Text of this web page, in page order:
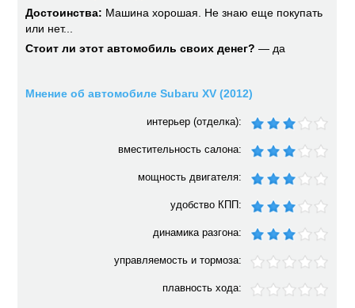
Достоинства: Машина хорошая. Не знаю еще покупать
или нет...
Стоит ли этот автомобиль своих денег? — да
Мнение об автомобиле Subaru XV (2012)
интерьер (отделка):
вместительность салона:
мощность двигателя:
удобство КПП:
динамика разгона:
управляемость и тормоза:
плавность хода: